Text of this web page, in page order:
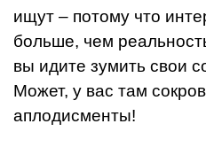
ищут – потому что
больше, чем
вы идите зумить свои
Может, у вас там
аплодисменты!